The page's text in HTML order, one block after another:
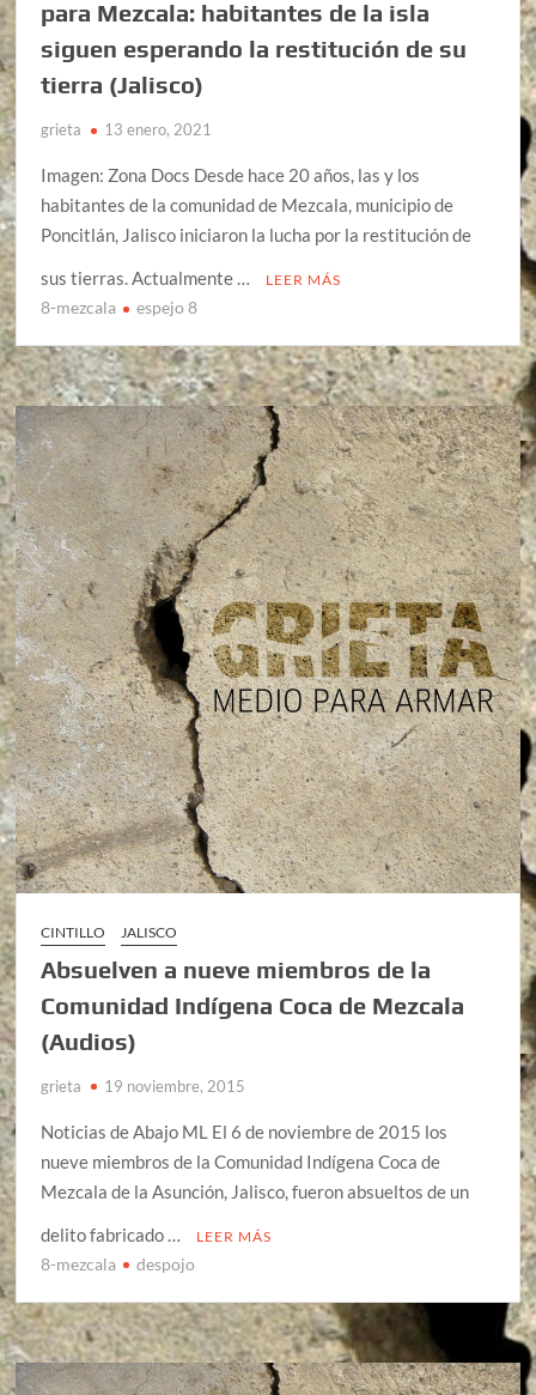
para Mezcala: habitantes de la isla
siguen esperando la restitución de su
tierra (Jalisco)
grieta 13 enero, 2021
Imagen: Zona Docs Desde hace 20 años, las y los
habitantes de la comunidad de Mezcala, municipio de
Poncitlán, Jalisco iniciaron la lucha por la restitución de
sus tierras. Actualmente …
LEER MÁS
8-mezcala espejo 8
CINTILLO JALISCO
Absuelven a nueve miembros de la
Comunidad Indígena Coca de Mezcala
(Audios)
grieta 19 noviembre, 2015
Noticias de Abajo ML El 6 de noviembre de 2015 los
nueve miembros de la Comunidad Indígena Coca de
Mezcala de la Asunción, Jalisco, fueron absueltos de un
delito fabricado …
LEER MÁS
8-mezcala despojo